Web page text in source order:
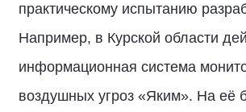
практическому испытанию
Например, в Курской области
информационная система
воздушных угроз «Яким». На её